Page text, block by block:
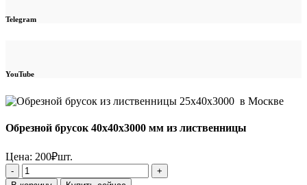
Telegram
YouTube
Обрезной брусок 40x40x3000 мм из лиственницы
Цена: 200₽шт.
Количество
товара